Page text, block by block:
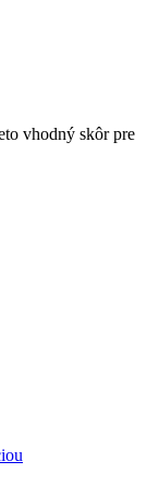
vhodný skôr pre